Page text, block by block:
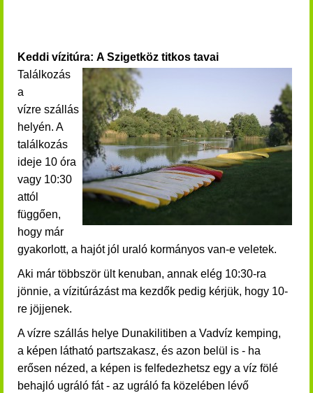
Keddi vízitúra: A Szigetköz titkos tavai
Találkozás
a
vízre szállás
helyén. A
találkozás
ideje 10 óra
vagy 10:30
attól
függően,
hogy már
gyakorlott, a hajót jól uraló kormányos van-e veletek.
Aki már többször ült kenuban, annak elég 10:30-ra
jönnie, a vízitúrázást ma kezdők pedig kérjük, hogy 10-
re jöjjenek.
A vízre szállás helye Dunakilitiben a Vadvíz kemping,
a képen látható partszakasz, és azon belül is - ha
erősen nézed, a képen is felfedezhetsz egy a víz fölé
behajló ugráló fát - az ugráló fa közelében lévő